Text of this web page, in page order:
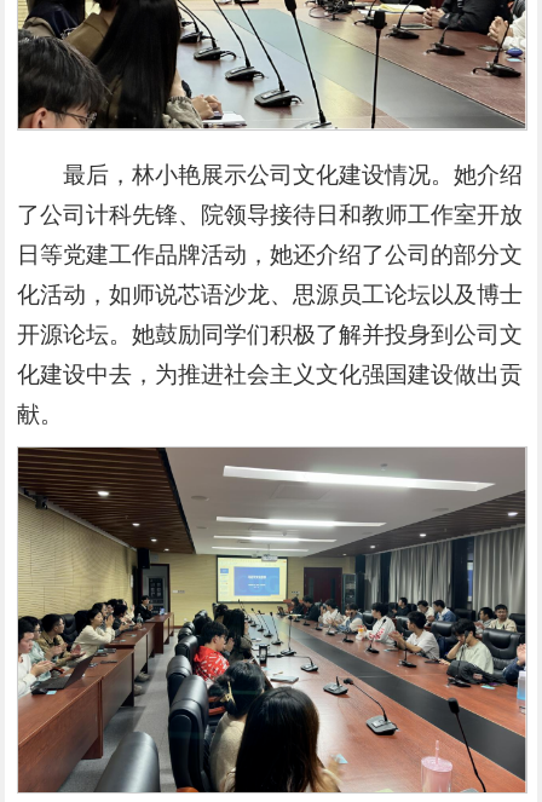
最后，林小艳展示公司文化建设情况。她介绍
了公司计科先锋、院领导接待日和教师工作室开放
日等党建工作品牌活动，她还介绍了公司的部分文
化活动，如师说芯语沙龙、思源员工论坛以及博士
开源论坛。她鼓励同学们积极了解并投身到公司文
化建设中去，为推进社会主义文化强国建设做出贡
献。